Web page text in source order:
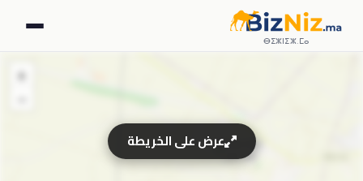
ⴱⵉⵣⵏⵉⵣ.ⵎⴰ
+
عرض على الخريطة